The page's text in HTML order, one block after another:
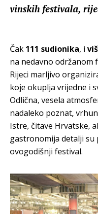
vinskih festivala,
Čak 111 sudionika, i
na nedavno održanom
Rijeci marljivo
koje okuplja vrijedne i
Odlična, vesela
nadaleko poznat,
Istre, čitave Hrvatske,
gastronomija detalji su
ovogodišnji festival.